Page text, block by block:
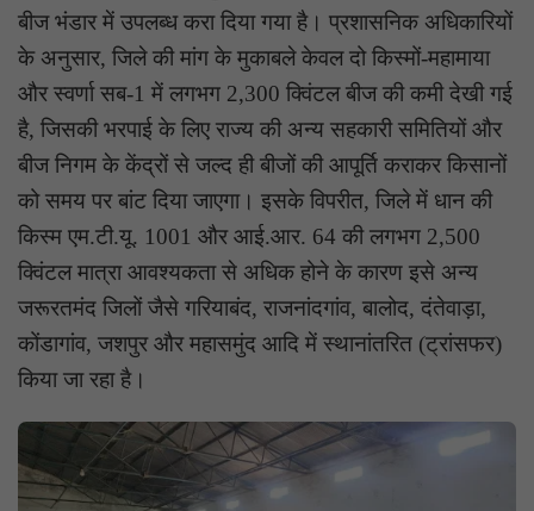
बीज भंडार में उपलब्ध करा दिया गया है। प्रशासनिक अधिकारियों
के अनुसार, जिले की मांग के मुकाबले केवल दो किस्मों-महामाया
और स्वर्णा सब-1 में लगभग 2,300 क्विंटल बीज की कमी देखी गई
है, जिसकी भरपाई के लिए राज्य की अन्य सहकारी समितियों और
बीज निगम के केंद्रों से जल्द ही बीजों की आपूर्ति कराकर किसानों
को समय पर बांट दिया जाएगा। इसके विपरीत, जिले में धान की
किस्म एम.टी.यू. 1001 और आई.आर. 64 की लगभग 2,500
क्विंटल मात्रा आवश्यकता से अधिक होने के कारण इसे अन्य
जरूरतमंद जिलों जैसे गरियाबंद, राजनांदगांव, बालोद, दंतेवाड़ा,
कोंडागांव, जशपुर और महासमुंद आदि में स्थानांतरित (ट्रांसफर)
किया जा रहा है।